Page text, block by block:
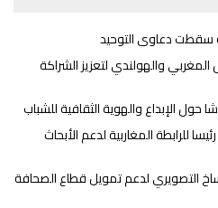
سقطت دعاوى التوحيد
والهولندي لتعزيز الشراكة
حول الإبداع والهوية الثقافية للشباب
للرابطة المغاربية لدعم الأبحاث
التصويري لدعم تمويل قطاع الصحافة